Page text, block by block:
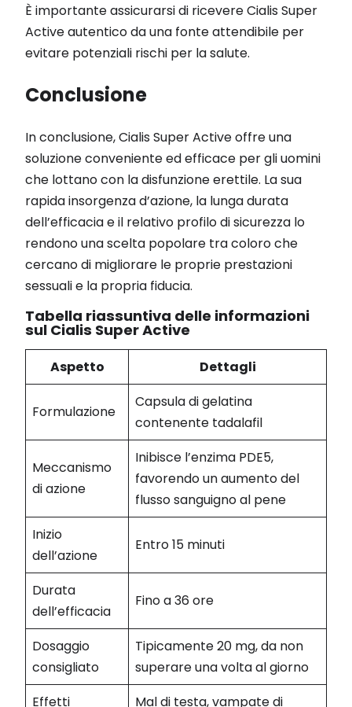
È importante assicurarsi di ricevere Cialis Super
Active autentico da una fonte attendibile per
evitare potenziali rischi per la salute.
Conclusione
In conclusione, Cialis Super Active offre una
soluzione conveniente ed efficace per gli uomini
che lottano con la disfunzione erettile. La sua
rapida insorgenza d’azione, la lunga durata
dell’efficacia e il relativo profilo di sicurezza lo
rendono una scelta popolare tra coloro che
cercano di migliorare le proprie prestazioni
sessuali e la propria fiducia.
Tabella riassuntiva delle informazioni
sul Cialis Super Active
Aspetto Dettagli
Formulazione
Capsula di gelatina
contenente tadalafil
Meccanismo
di azione
Inibisce l’enzima PDE5,
favorendo un aumento del
flusso sanguigno al pene
Inizio
dell’azione
Entro 15 minuti
Durata
dell’efficacia
Fino a 36 ore
Dosaggio
consigliato
Tipicamente 20 mg, da non
superare una volta al giorno
Effetti
Mal di testa, vampate di